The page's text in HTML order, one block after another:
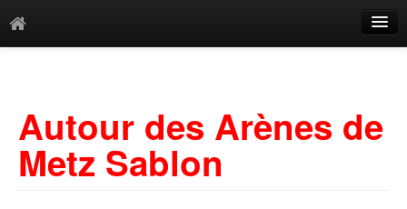
Mots-clés
Autour des Arènes de
Metz Sablon